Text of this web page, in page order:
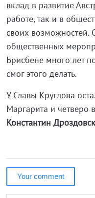
вклад в развитие
работе, так и в
своих возможностей.
общественных
Брисбене много лет
смог этого делать.
У Славы Круглова
Маргарита и четверо
Константин
Your comment